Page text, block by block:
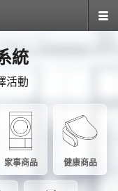
統
活動
家事商品 健康商品